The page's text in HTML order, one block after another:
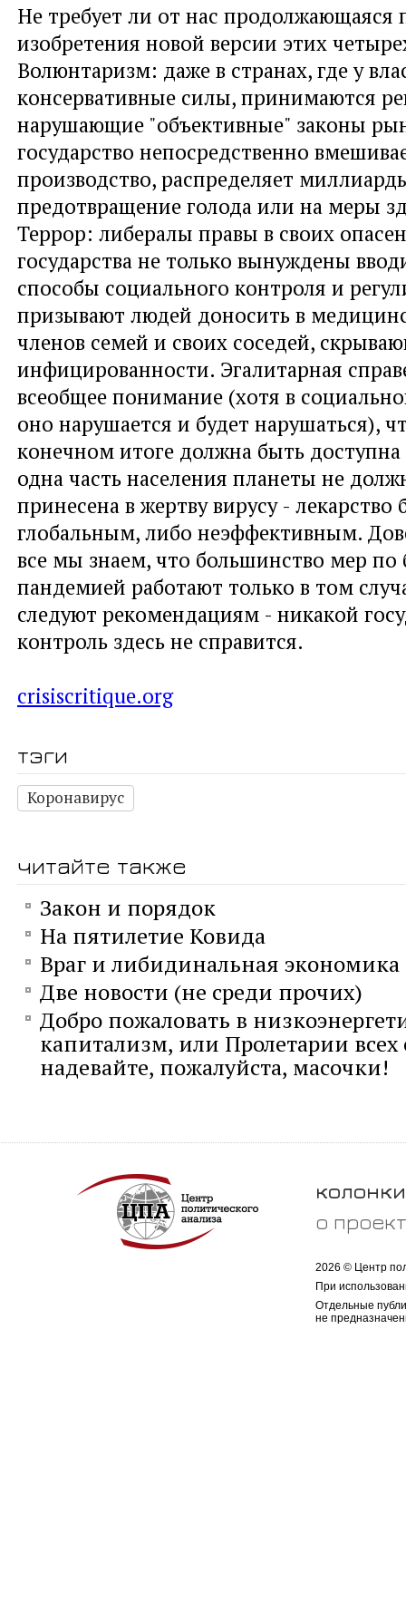
Не требует ли от нас продолжающаяся
изобретения новой версии этих
Волюнтаризм: даже в странах, где у
консервативные силы, принимаются
нарушающие "объективные" законы
государство непосредственно
производство, распределяет
предотвращение голода или на меры
Террор: либералы правы в своих
государства не только вынуждены
способы социального контроля и
призывают людей доносить в
членов семей и своих соседей,
инфицированности. Эгалитарная
всеобщее понимание (хотя в
оно нарушается и будет нарушаться),
конечном итоге должна быть
одна часть населения планеты не
принесена в жертву вирусу - лекарство
глобальным, либо неэффективным.
все мы знаем, что большинство мер по
пандемией работают только в том
следуют рекомендациям - никакой
контроль здесь не справится.
crisiscritique.org
тэги
Коронавирус
читайте также
Закон и порядок
На пятилетие Ковида
Враг и либидинальная экономика
Две новости (не среди прочих)
Добро пожаловать в
капитализм, или Пролетарии всех
надевайте, пожалуйста, масочки!
колонки
о
2026 © Центр
При
Отдельные
не